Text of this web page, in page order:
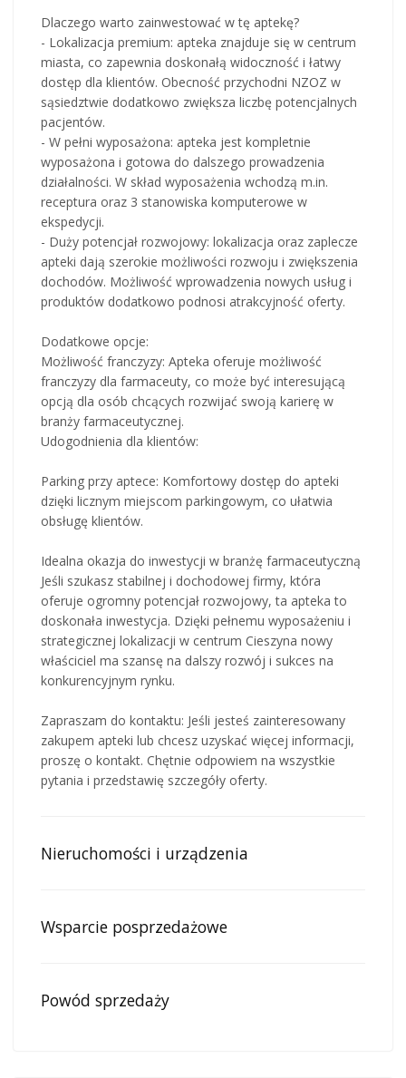
Dlaczego warto zainwestować w tę aptekę?
- Lokalizacja premium: apteka znajduje się w centrum
miasta, co zapewnia doskonałą widoczność i łatwy
dostęp dla klientów. Obecność przychodni NZOZ w
sąsiedztwie dodatkowo zwiększa liczbę potencjalnych
pacjentów.
- W pełni wyposażona: apteka jest kompletnie
wyposażona i gotowa do dalszego prowadzenia
działalności. W skład wyposażenia wchodzą m.in.
receptura oraz 3 stanowiska komputerowe w
ekspedycji.
- Duży potencjał rozwojowy: lokalizacja oraz zaplecze
apteki dają szerokie możliwości rozwoju i zwiększenia
dochodów. Możliwość wprowadzenia nowych usług i
produktów dodatkowo podnosi atrakcyjność oferty.
Dodatkowe opcje:
Możliwość franczyzy: Apteka oferuje możliwość
franczyzy dla farmaceuty, co może być interesującą
opcją dla osób chcących rozwijać swoją karierę w
branży farmaceutycznej.
Udogodnienia dla klientów:
Parking przy aptece: Komfortowy dostęp do apteki
dzięki licznym miejscom parkingowym, co ułatwia
obsługę klientów.
Idealna okazja do inwestycji w branżę farmaceutyczną
Jeśli szukasz stabilnej i dochodowej firmy, która
oferuje ogromny potencjał rozwojowy, ta apteka to
doskonała inwestycja. Dzięki pełnemu wyposażeniu i
strategicznej lokalizacji w centrum Cieszyna nowy
właściciel ma szansę na dalszy rozwój i sukces na
konkurencyjnym rynku.
Zapraszam do kontaktu: Jeśli jesteś zainteresowany
zakupem apteki lub chcesz uzyskać więcej informacji,
proszę o kontakt. Chętnie odpowiem na wszystkie
pytania i przedstawię szczegóły oferty.
Nieruchomości i urządzenia
Wsparcie posprzedażowe
Powód sprzedaży